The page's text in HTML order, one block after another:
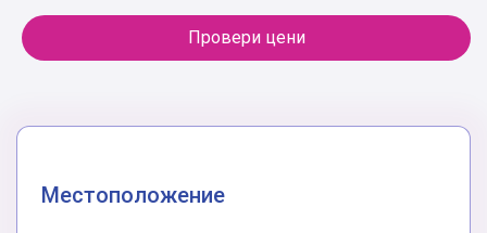
Провери цени
Местоположение